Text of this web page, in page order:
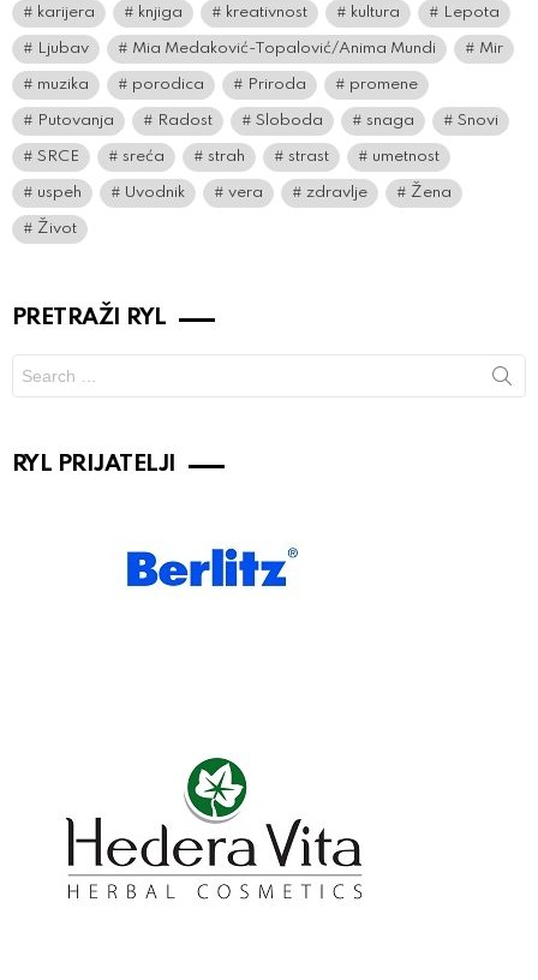
karijera knjiga kreativnost kultura Lepota
Ljubav Mia Medaković-Topalović/Anima Mundi Mir
muzika porodica Priroda promene
Putovanja Radost Sloboda snaga Snovi
SRCE sreća strah strast umetnost
uspeh Uvodnik vera zdravlje Žena
Život
PRETRAŽI RYL
for:
RYL PRIJATELJI